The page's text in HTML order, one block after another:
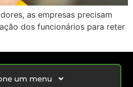
as empresas precisam
dos funcionários para reter
um menu